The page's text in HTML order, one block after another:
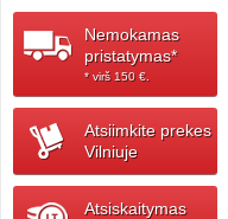
Nemokamas
pristatymas*
* virš 150 ‎€.
Atsiimkite prekes
Vilniuje
Atsiskaitymas